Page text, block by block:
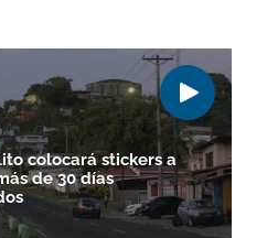
colocará stickers a
de 30 días